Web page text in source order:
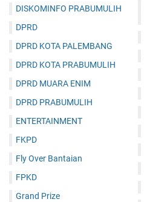
DISKOMINFO PRABUMULIH
DPRD
DPRD KOTA PALEMBANG
DPRD KOTA PRABUMULIH
DPRD MUARA ENIM
DPRD PRABUMULIH
ENTERTAINMENT
FKPD
Fly Over Bantaian
FPKD
Grand Prize